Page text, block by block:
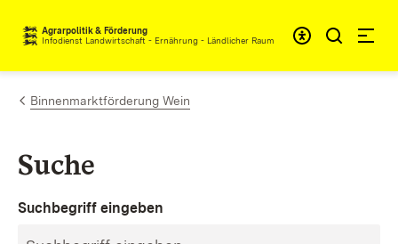
Zum Inhalt springen
Agrarpolitik & Förderung
Infodienst Landwirtschaft - Ernährung - Ländlicher Raum
Binnenmarktförderung Wein
Suche
Suchbegriff eingeben